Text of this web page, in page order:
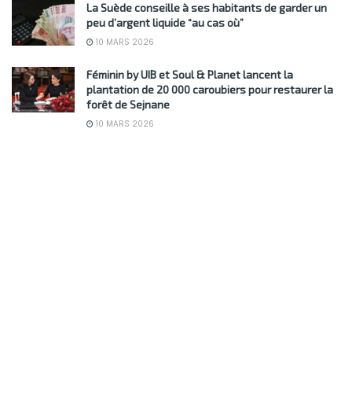
La Suède conseille à ses habitants de garder un
peu d’argent liquide “au cas où”
10 MARS 2026
Féminin by UIB et Soul & Planet lancent la
plantation de 20 000 caroubiers pour restaurer la
forêt de Sejnane
10 MARS 2026